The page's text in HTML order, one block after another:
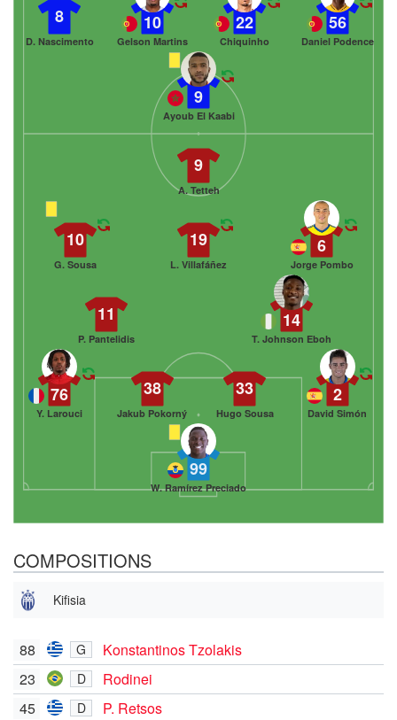
56
Daniel Podence
22
Chiquinho
10
Gelson Martins
8
D. Nascimento
9
Ayoub El Kaabi
99
W. Ramírez Preciado
76
Y. Larouci
38
Jakub Pokorný
33
Hugo Sousa
2
David Simón
11
P. Pantelidis
14
T. Johnson Eboh
10
G. Sousa
19
L. Villafáñez
6
Jorge Pombo
9
A. Tetteh
COMPOSITIONS
Kifisia
88 G
Konstantinos Tzolakis
23
D
Rodinei
45
D
P. Retsos